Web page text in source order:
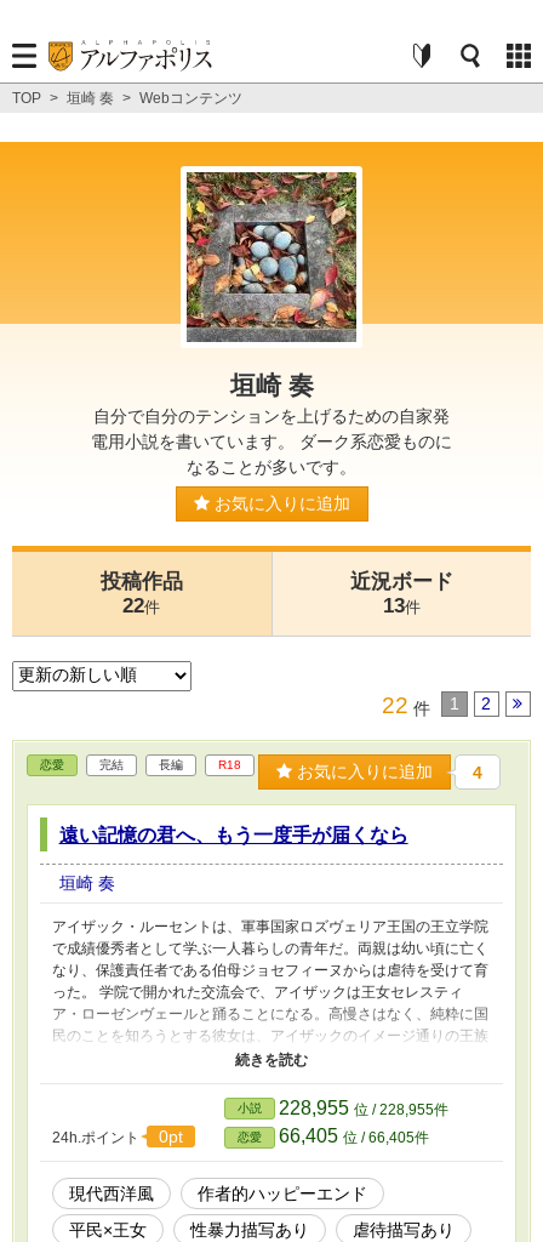
TOP > 垣崎 奏 > Webコンテンツ
垣崎 奏
自分で自分のテンションを上げるための自家発
電用小説を書いています。 ダーク系恋愛ものに
なることが多いです。
お気に入りに追加
投稿作品
22件
近況ボード
13件
22 件 1 2
恋愛 完結 長編 R18 お気に入りに追加 4
遠い記憶の君へ、もう一度手が届くなら
垣崎 奏
アイザック・ルーセントは、軍事国家ロズヴェリア王国の王立学院
で成績優秀者として学ぶ一人暮らしの青年だ。両親は幼い頃に亡く
なり、保護責任者である伯母ジョセフィーヌからは虐待を受けて育
った。 学院で開かれた交流会で、アイザックは王女セレスティ
ア・ローゼンヴェールと踊ることになる。高慢さはなく、純粋に国
民のことを知ろうとする彼女は、アイザックのイメージ通りの王族
ではなかった。 その日の夜、アイザックはロズヴェリア城近くの
森でセレスティアと再会する。彼女は異性の世話係から性的に触れ
られることが日常で、城を抜け出してきたという。 アイザックは
王女を自宅に匿うことを決める。王女誘拐の容疑で犯罪者になると
分かっていたが、放っておけなかった。 ◇ 性的虐待や暴力描写
を含みます。Rシーンは終盤です。 本作は、他サイトで公開中の自
作をリメイクしたものです。 ムーンライトノベルズにも掲載して
います。
24h.ポイント 0pt
小説 228,955 位 / 228,955件
恋愛 66,405 位 / 66,405件
現代西洋風
作者的ハッピーエンド
平民×王女
性暴力描写あり
虐待描写あり